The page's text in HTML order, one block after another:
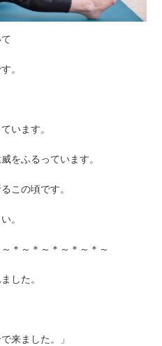
。
います。
をふるっています。
この頃です。
。
＊～＊～＊～＊～＊～
した。
来ました。」